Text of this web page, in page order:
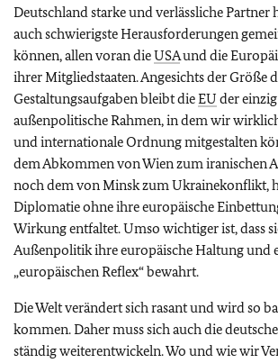
Deutschland starke und verlässliche Partner
auch schwierigste Herausforderungen
können, allen voran dieUSAund die
ihrer Mitgliedstaaten. Angesichts der Größe
Gestaltungsaufgaben bleibt dieEU der
außenpolitische Rahmen, in dem wir
und internationale Ordnung mitgestalten
dem Abkommen von Wien zum iranischen
noch dem von Minsk zum Ukrainekonflikt,
Diplomatie ohne ihre europäische
Wirkung entfaltet. Umso wichtiger ist, dass
Außenpolitik ihre europäische Haltung und
„europäischen Reflex“ bewahrt.
Die Welt verändert sich rasant und wird so
kommen. Daher muss sich auch die
ständig weiterentwickeln. Wo und wie wir